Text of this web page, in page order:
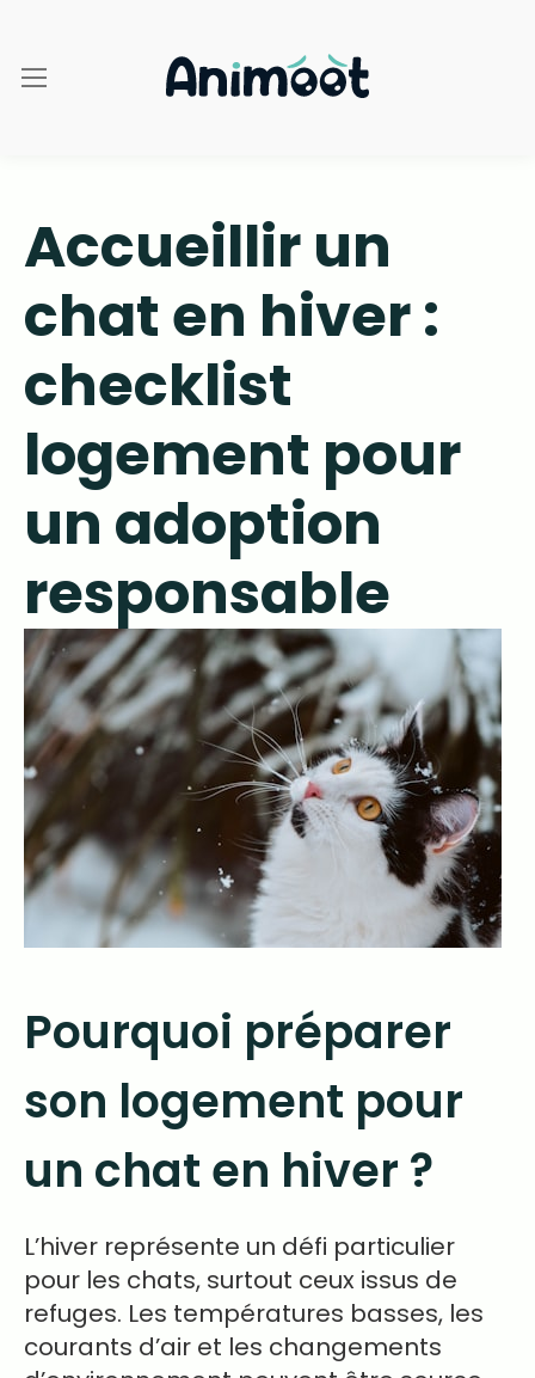
Accueillir un
chat en hiver :
checklist
logement pour
un adoption
responsable
Pourquoi préparer
son logement pour
un chat en hiver ?
L’hiver représente un défi particulier
pour les chats, surtout ceux issus de
refuges. Les températures basses, les
courants d’air et les changements